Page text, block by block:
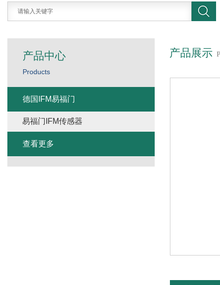
产品展示
产品中心
Products
德国IFM易福门
易福门IFM传感器
查看更多